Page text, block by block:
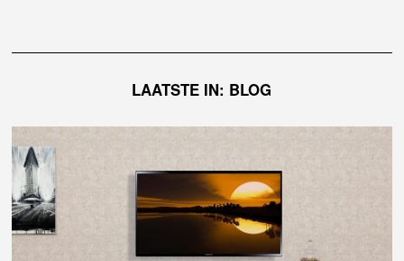
LAATSTE IN: BLOG